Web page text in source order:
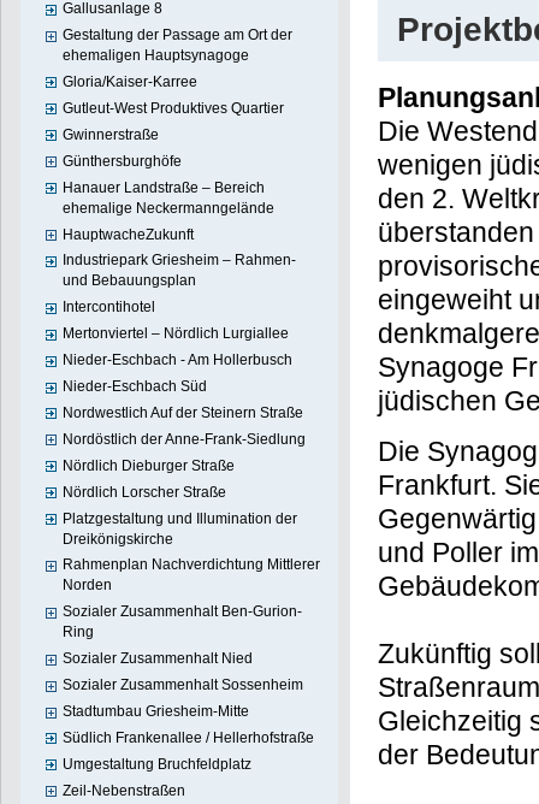
Gallusanlage 8
Gestaltung der Passage am Ort der
ehemaligen Hauptsynagoge
Gloria/Kaiser-Karree
Gutleut-West Produktives Quartier
Gwinnerstraße
Günthersburghöfe
Hanauer Landstraße – Bereich
ehemalige Neckermanngelände
HauptwacheZukunft
Industriepark Griesheim – Rahmen-
und Bebauungsplan
Intercontihotel
Mertonviertel – Nördlich Lurgiallee
Nieder-Eschbach - Am Hollerbusch
Nieder-Eschbach Süd
Nordwestlich Auf der Steinern Straße
Nordöstlich der Anne-Frank-Siedlung
Nördlich Dieburger Straße
Nördlich Lorscher Straße
Platzgestaltung und Illumination der
Dreikönigskirche
Rahmenplan Nachverdichtung Mittlerer
Norden
Sozialer Zusammenhalt Ben-Gurion-
Ring
Sozialer Zusammenhalt Nied
Sozialer Zusammenhalt Sossenheim
Stadtumbau Griesheim-Mitte
Südlich Frankenallee / Hellerhofstraße
Umgestaltung Bruchfeldplatz
Zeil-Nebenstraßen
Die
wenigen
den 2.
eingeweiht
Synagoge
jüdischen
Die
Frankfurt.
und Poller
Zukünftig
Gleichzeitig
der